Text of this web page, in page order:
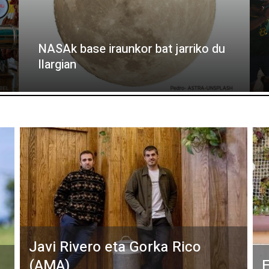
NASAk base iraunkor bat jarriko du
Ilargian
Javi Rivero eta Gorka Rico